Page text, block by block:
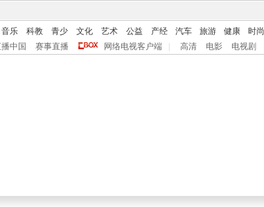
音乐 科教 青少 文化 艺术 公益 产经 汽车 旅游 健康 时尚
中国
赛事直播 网络电视客户端 高清 电影 电视剧